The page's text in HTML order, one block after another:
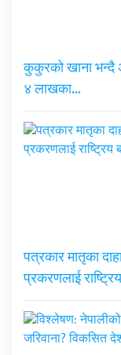
कुकुरको खाना भन्दै
४ लाखका…
पत्रकार मातृका
प्रकरणलाई